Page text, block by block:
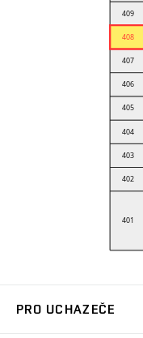
PRO UCHAZEČE